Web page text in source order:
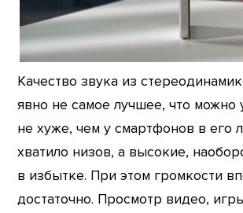
Качество звука из
явно не самое лучшее, что можно
не хуже, чем у смартфонов в его
хватило низов, а высокие,
в избытке. При этом громкости
достаточно. Просмотр видео,